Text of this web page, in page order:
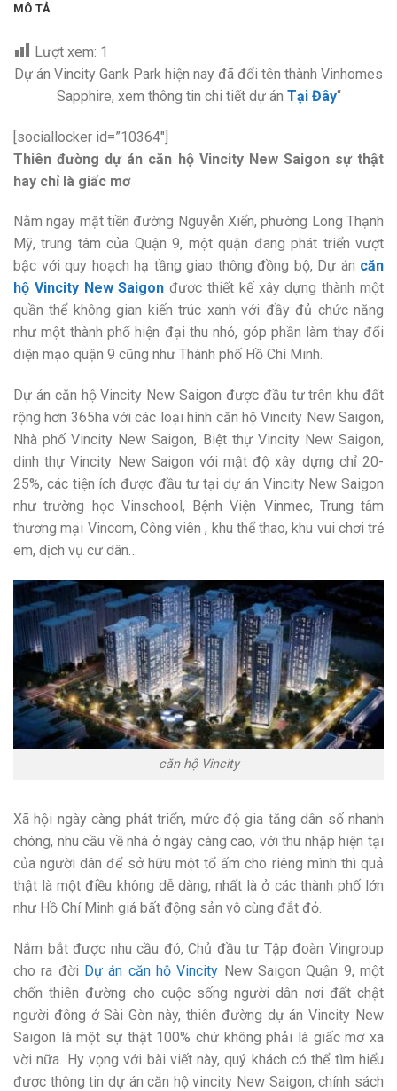
MÔ TẢ
Lượt xem: 1
Dự án Vincity Gank Park hiện nay đã đổi tên thành Vinhomes
Sapphire, xem thông tin chi tiết dự án Tại Đây“
[sociallocker id=”10364″]
Thiên đường dự án căn hộ Vincity New Saigon sự thật
hay chỉ là giấc mơ
Nằm ngay mặt tiền đường Nguyễn Xiển, phường Long Thạnh
Mỹ, trung tâm của Quận 9, một quận đang phát triển vượt
bậc với quy hoạch hạ tầng giao thông đồng bộ, Dự án căn
hộ Vincity New Saigon được thiết kế xây dựng thành một
quần thể không gian kiến trúc xanh với đầy đủ chức năng
như một thành phố hiện đại thu nhỏ, góp phần làm thay đổi
diện mạo quận 9 cũng như Thành phố Hồ Chí Minh.
Dự án căn hộ Vincity New Saigon được đầu tư trên khu đất
rộng hơn 365ha với các loại hình căn hộ Vincity New Saigon,
Nhà phố Vincity New Saigon, Biệt thự Vincity New Saigon,
dinh thự Vincity New Saigon với mật độ xây dựng chỉ 20-
25%, các tiện ích được đầu tư tại dự án Vincity New Saigon
như trường học Vinschool, Bệnh Viện Vinmec, Trung tâm
thương mại Vincom, Công viên , khu thể thao, khu vui chơi trẻ
em, dịch vụ cư dân…
căn hộ Vincity
Xã hội ngày càng phát triển, mức độ gia tăng dân số nhanh
chóng, nhu cầu về nhà ở ngày càng cao, với thu nhập hiện tại
của người dân để sở hữu một tổ ấm cho riêng mình thì quả
thật là một điều không dễ dàng, nhất là ở các thành phố lớn
như Hồ Chí Minh giá bất động sản vô cùng đắt đỏ.
Nắm bắt được nhu cầu đó, Chủ đầu tư Tập đoàn Vingroup
cho ra đời Dự án căn hộ Vincity New Saigon Quận 9, một
chốn thiên đường cho cuộc sống người dân nơi đất chật
người đông ở Sài Gòn này, thiên đường dự án Vincity New
Saigon là một sự thật 100% chứ không phải là giấc mơ xa
vời nữa. Hy vọng với bài viết này, quý khách có thể tìm hiểu
được thông tin dự án căn hộ vincity New Saigon, chính sách